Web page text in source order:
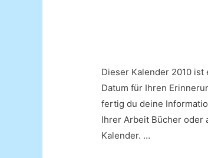
Dieser Kalender 2010
Datum für Ihren
fertig du deine
Ihrer Arbeit Bücher oder
Kalender. …